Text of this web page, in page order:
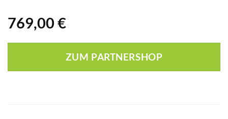
769,00 €
ZUM PARTNERSHOP